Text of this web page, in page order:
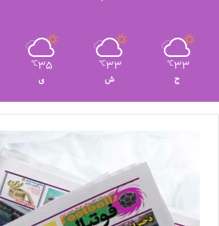
33
℃
ج
33
℃
ش
35
℃
ی